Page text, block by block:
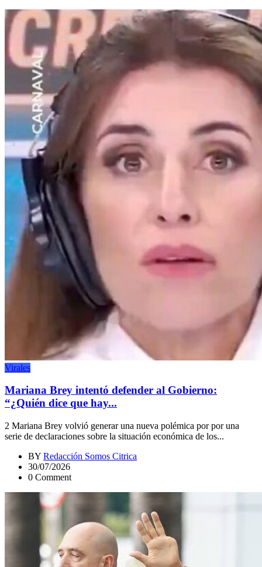
Virales
Mariana Brey intentó defender al Gobierno:
“¿Quién dice que hay...
2 Mariana Brey volvió generar una nueva polémica por por una
serie de declaraciones sobre la situación económica de los...
BY Redacción Somos Citrica
30/07/2026
0 Comment